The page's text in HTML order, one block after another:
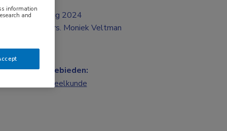
aug 2024
Drs. Moniek Veltman
Vakgebieden:
Oogheelkunde
information
and